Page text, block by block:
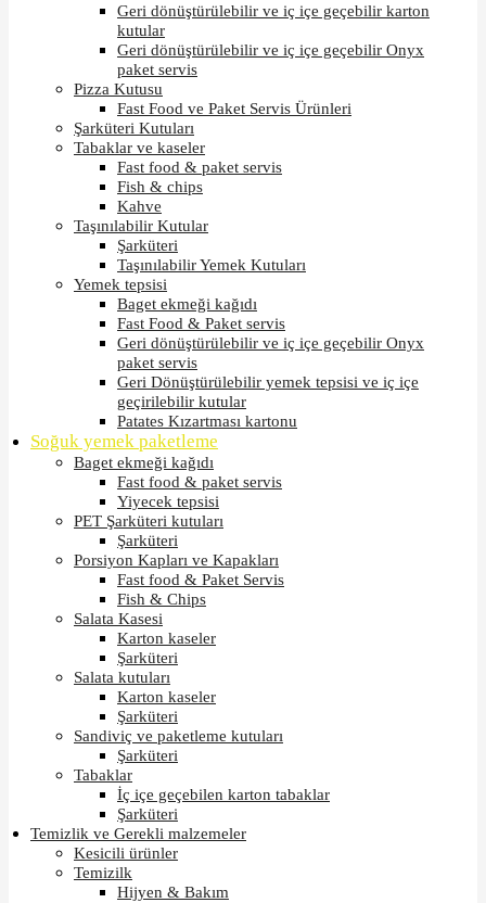
Geri dönüştürülebilir ve iç içe geçebilir karton
kutular
Geri dönüştürülebilir ve iç içe geçebilir Onyx
paket servis
Pizza Kutusu
Fast Food ve Paket Servis Ürünleri
Şarküteri Kutuları
Tabaklar ve kaseler
Fast food & paket servis
Fish & chips
Kahve
Taşınılabilir Kutular
Şarküteri
Taşınılabilir Yemek Kutuları
Yemek tepsisi
Baget ekmeği kağıdı
Fast Food & Paket servis
Geri dönüştürülebilir ve iç içe geçebilir Onyx
paket servis
Geri Dönüştürülebilir yemek tepsisi ve iç içe
geçirilebilir kutular
Patates Kızartması kartonu
Soğuk yemek paketleme
Baget ekmeği kağıdı
Fast food & paket servis
Yiyecek tepsisi
PET Şarküteri kutuları
Şarküteri
Porsiyon Kapları ve Kapakları
Fast food & Paket Servis
Fish & Chips
Salata Kasesi
Karton kaseler
Şarküteri
Salata kutuları
Karton kaseler
Şarküteri
Sandiviç ve paketleme kutuları
Şarküteri
Tabaklar
İç içe geçebilen karton tabaklar
Şarküteri
Temizlik ve Gerekli malzemeler
Kesicili ürünler
Temizilk
Hijyen & Bakım